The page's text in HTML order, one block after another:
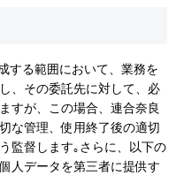
する範囲において、業務を
、その委託先に対して、必
すが、この場合、連合奈良
な管理、使用終了後の適切
監督します｡さらに、以下の
人データを第三者に提供す